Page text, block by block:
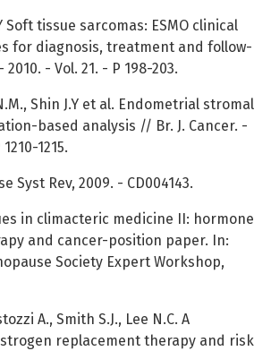
Soft tissue sarcomas: ESMO clinical
for diagnosis, treatment and follow-
- Vol. 21. - P 198-203.
Shin J.Y et al. Endometrial stromal
based analysis // Br. J. Cancer. -
1215.
Syst Rev, 2009. - CD004143.
in climacteric medicine II: hormone
and cancer-position paper. In:
Society Expert Workshop,
A., Smith S.J., Lee N.C. A
replacement therapy and risk